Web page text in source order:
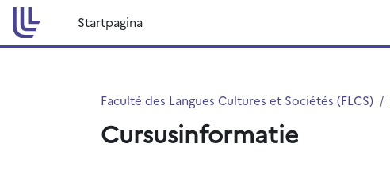
Ga naar hoofdinhoud
Startpagina
Faculté des Langues Cultures et Sociétés (FLCS)
Cursusinformatie